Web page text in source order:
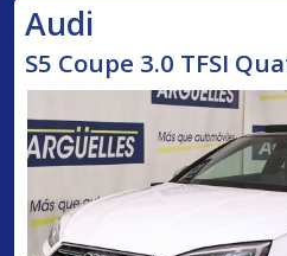
Audi
S5 Coupe 3.0 TFSI